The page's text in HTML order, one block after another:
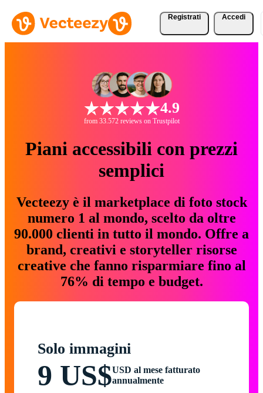
Registrati Accedi
4.9
from 33.572 reviews on Trustpilot
Piani accessibili con prezzi
semplici
Vecteezy è il marketplace di foto stock
numero 1 al mondo, scelto da oltre
90.000 clienti in tutto il mondo. Offre a
brand, creativi e storyteller risorse
creative che fanno risparmiare fino al
76% di tempo e budget.
Solo immagini
9 US$USD al mese fatturato
annualmente